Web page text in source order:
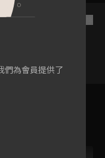
們為會員提供了